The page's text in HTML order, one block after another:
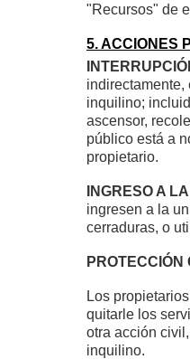
"Recursos" de
5. ACCIONES
inquilino;
ascensor,
público está a
propietario.
INGRESO A
ingresen a la
cerraduras, o
Los
quitarle los
otra acción
inquilino.